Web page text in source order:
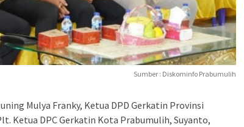
Sumber : Diskominfo Prabumulih
Mulya Franky, Ketua DPD Gerkatin Provinsi
Ketua DPC Gerkatin Kota Prabumulih, Suyanto,